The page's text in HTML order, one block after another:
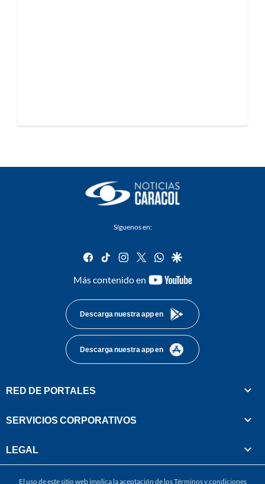
Síguenos en:
facebook
tiktok instagram
twitterwhatsapp
google
Más contenido en
youtube-
Descarga nuestra app en
Descarga nuestra app en
RED DE PORTALES
SERVICIOS CORPORATIVOS
LEGAL
El uso de este sitio web implica la aceptación de losTérminos y condiciones